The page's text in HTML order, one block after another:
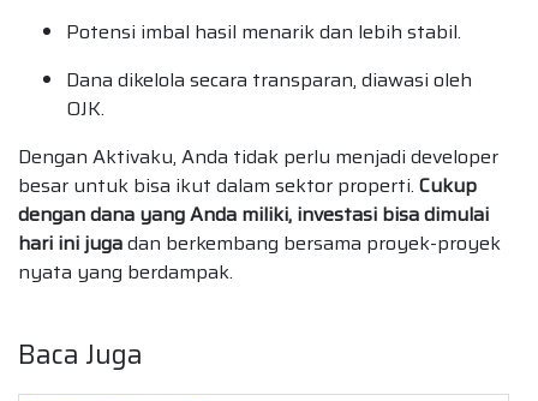
Potensi imbal hasil menarik dan lebih stabil.
Dana dikelola secara transparan, diawasi oleh
OJK.
Dengan Aktivaku, Anda tidak perlu menjadi developer
besar untuk bisa ikut dalam sektor properti. Cukup
dengan dana yang Anda miliki, investasi bisa dimulai
hari ini jugadan berkembang bersama proyek-proyek
nyata yang berdampak.
Baca Juga